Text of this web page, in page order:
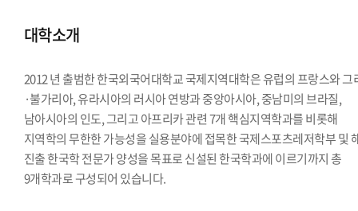
대학소개
2012 년 출범한 한국외국어대학교 국제지역대학은 유럽의 프랑스와 그
·불가리아, 유라시아의 러시아 연방과 중앙아시아, 중남미의 브라질,
남아시아의 인도, 그리고 아프리카 관련 7개 핵심지역학과를 비롯해
지역학의 무한한 가능성을 실용분야에 접목한 국제스포츠레저학부 및
진출 한국학 전문가 양성을 목표로 신설된 한국학과에 이르기까지 총
9개학과로 구성되어 있습니다.